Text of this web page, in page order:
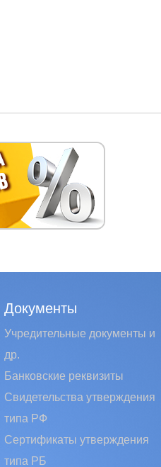
Документы
Учредительные документы и
др.
Банковские реквизиты
Свидетельства утверждения
типа РФ
Сертификаты утверждения
типа РБ